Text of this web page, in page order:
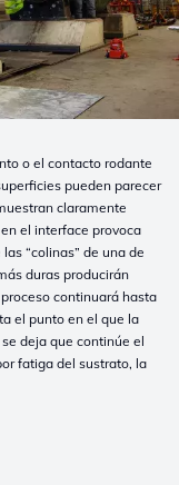
o el contacto rodante
pueden parecer
claramente
el interface provoca
“colinas” de una de
duras producirán
continuará hasta
el punto en el que la
deja que continúe el
fatiga del sustrato, la